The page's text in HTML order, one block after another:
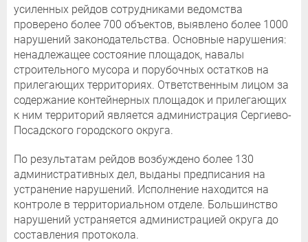
усиленных рейдов сотрудниками ведомства
проверено более 700 объектов, выявлено более 1000
нарушений законодательства. Основные нарушения:
ненадлежащее состояние площадок, навалы
строительного мусора и порубочных остатков на
прилегающих территориях. Ответственным лицом за
содержание контейнерных площадок и прилегающих
к ним территорий является администрация Сергиево-
Посадского городского округа.
По результатам рейдов возбуждено более 130
административных дел, выданы предписания на
устранение нарушений. Исполнение находится на
контроле в территориальном отделе. Большинство
нарушений устраняется администрацией округа до
составления протокола.